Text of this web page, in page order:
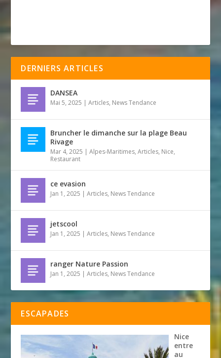
DERNIERS ARTICLES
DANSEA
Mai 5, 2025 |Articles, News Tendance
Bruncher le dimanche sur la plage Beau
Rivage
Mar 4, 2025 |Alpes-Maritimes,Articles, Nice,
Restaurant
ce evasion
Jan 1, 2025 |Articles, News Tendance
jetscool
Jan 1, 2025 |Articles, News Tendance
ranger Nature Passion
Jan 1, 2025 |Articles, News Tendance
ESCAPADES
Nice
entre
au